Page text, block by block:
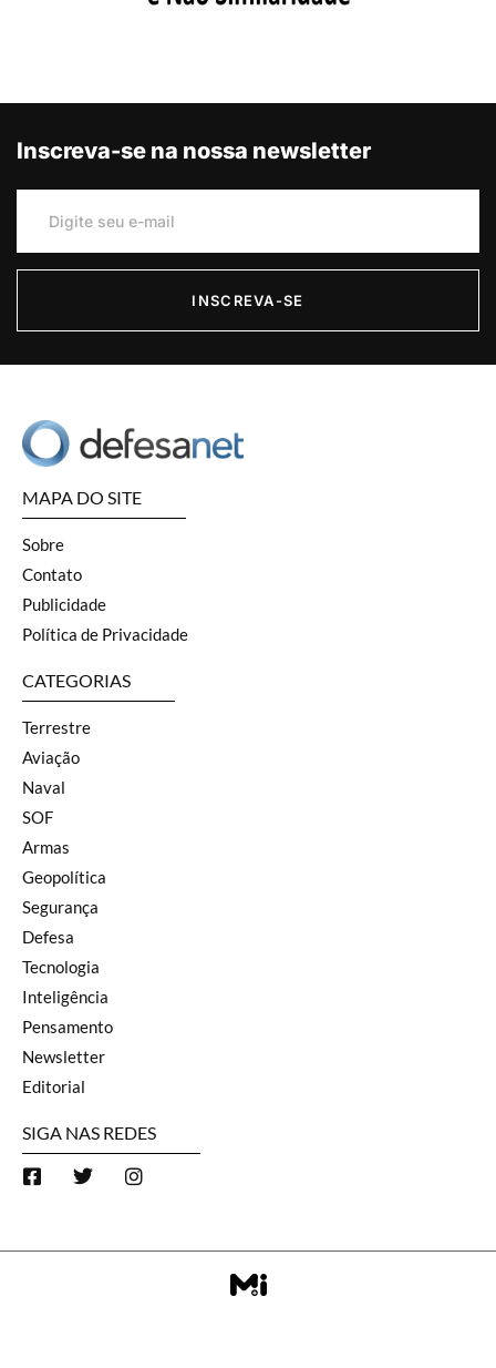
Inscreva-se na nossa newsletter
INSCREVA-SE
MAPA DO SITE
Sobre
Contato
Publicidade
Política de Privacidade
CATEGORIAS
Terrestre
Aviação
Naval
SOF
Armas
Geopolítica
Segurança
Defesa
Tecnologia
Inteligência
Pensamento
Newsletter
Editorial
SIGA NAS REDES